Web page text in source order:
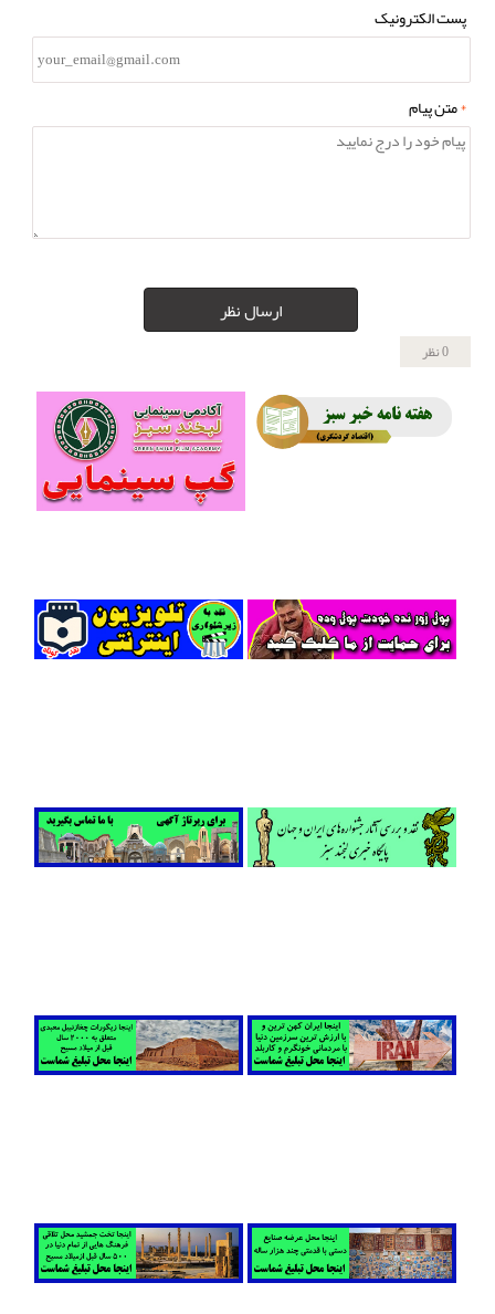
پست الکترونیک
*متن پیام
ارسال نظر
0 نظر